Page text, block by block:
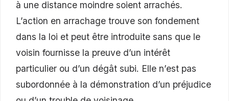
à une distance moindre soient arrachés.
L’action en arrachage trouve son fondement
dans la loi et peut être introduite sans que le
voisin fournisse la preuve d’un intérêt
particulier ou d’un dégât subi. Elle n’est pas
subordonnée à la démonstration d’un préjudice